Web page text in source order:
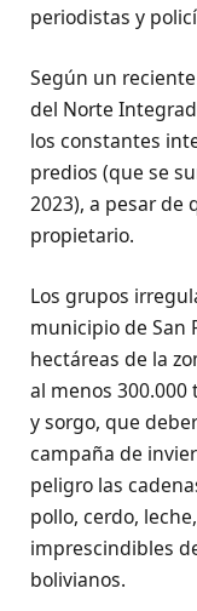
periodistas y
Según un
del Norte
los constantes
predios (que se
2023), a pesar de
propietario.
Los grupos
municipio de San
hectáreas de la
al menos 300.000
y sorgo, que
campaña de
peligro las
pollo, cerdo,
imprescindibles
bolivianos.